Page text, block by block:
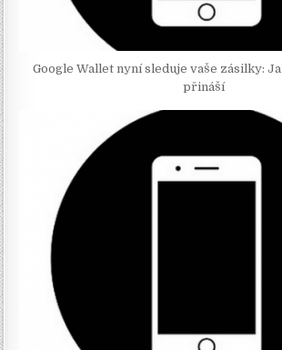
Google Wallet nyní sleduje vaše zásilky:
přináší